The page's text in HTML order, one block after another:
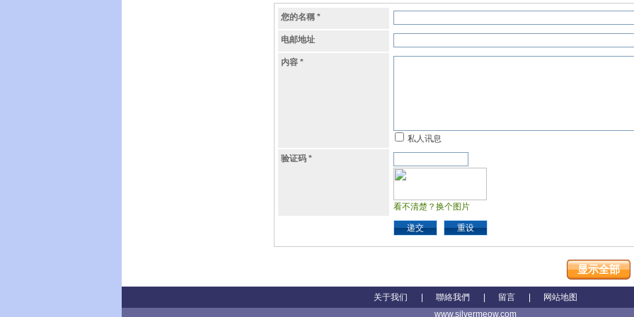
您的名稱 *
电邮地址
内容 *
私人讯息
验证码 *
看不清楚？换个图片
递交 重设
显示全部
关于我们 聯絡我們 留言
网站地图
www.silvermeow.com